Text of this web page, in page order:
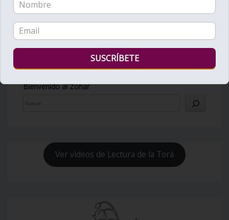
Bienvenido al Zohar
Ver videos de Lectura de la Torá